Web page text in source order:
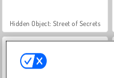
Hidden Object: Street of Secrets